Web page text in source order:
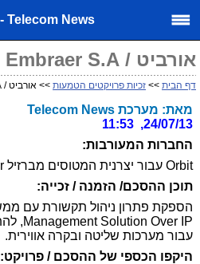
Telecom News - אורביט / Emb...
אורביט / Embraer S.A
דף הבית >> זכיות פרויקטים הטמעות >> אורביט / Embraer S.A
מאת: מערכת Telecom News
24/07/13, 11:53
החברות המעורבות:
Orbit עבור יצרנית המטוסים מברזיל Embraer.
תוכן ההסכם/ הזמנה / זכייה:
עבור מערכות שליטה ובקרה אווירית.
היקפו הכספי של ההסכם / פרויקט: